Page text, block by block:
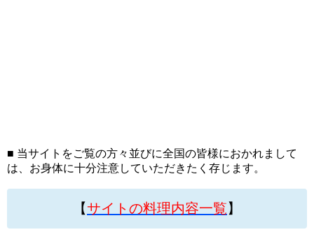
■ 当サイトをご覧の方々並びに全国の皆様におかれまして
は、お身体に十分注意していただきたく存じます。
【サイトの料理内容一覧】